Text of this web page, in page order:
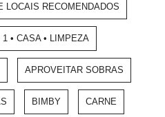
LOCAIS RECOMENDADOS
1 • CASA • LIMPEZA
APROVEITAR SOBRAS
BIMBY CARNE